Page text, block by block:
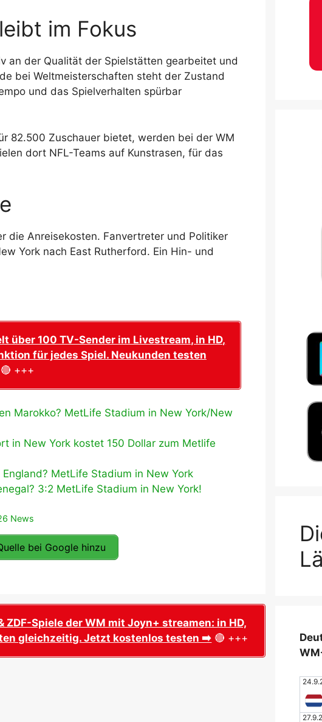
im Fokus
an der Qualität der Spielstätten gearbeitet und
bei Weltmeisterschaften steht der Zustand
und das Spielverhalten spürbar
82.500 Zuschauer bietet, werden bei der WM
dort NFL-Teams auf Kunstrasen, für das
die Anreisekosten. Fanvertreter und Politiker
York nach East Rutherford. Ein Hin- und
über 100 TV-Sender im Livestream, in HD,
für jedes Spiel. Neukunden testen
+++
Marokko? MetLife Stadium in New York/New
in New York kostet 150 Dollar zum Metlife
MetLife Stadium in New York
3:2 MetLife Stadium in New York!
News
bei Google hinzu
ZDF-Spiele der WM mit Joyn+ streamen: in HD,
gleichzeitig. Jetzt kostenlos testen ➡️ 🔴 +++